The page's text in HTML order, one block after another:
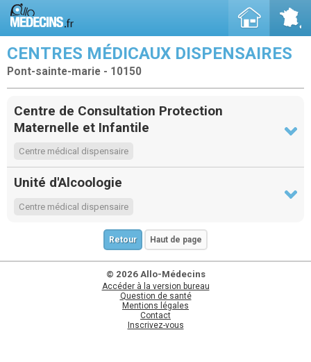
CENTRES MÉDICAUX DISPENSAIRES
Pont-sainte-marie - 10150
Centre de Consultation Protection
Maternelle et Infantile
Centre médical dispensaire
Unité d'Alcoologie
Centre médical dispensaire
Retour Haut de page
© 2026 Allo-Médecins
Accéder à la version bureau
Question de santé
Mentions légales
Contact
Inscrivez-vous